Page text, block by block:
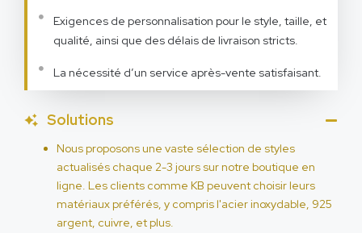
Exigences de personnalisation pour le style, taille, et
qualité, ainsi que des délais de livraison stricts.
La nécessité d’un service après-vente satisfaisant.
Solutions
Nous proposons une vaste sélection de styles
actualisés chaque 2-3 jours sur notre boutique en
ligne. Les clients comme KB peuvent choisir leurs
matériaux préférés, y compris l'acier inoxydable, 925
argent, cuivre, et plus.